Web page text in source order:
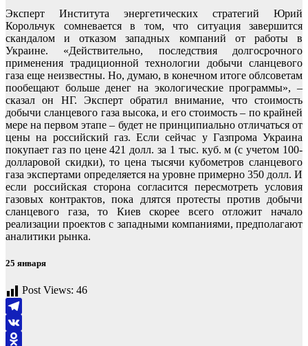
Эксперт Института энергетических стратегий Юрий
Корольчук сомневается в том, что ситуация завершится
скандалом и отказом западных компаний от работы в
Украине. «Действительно, последствия долгосрочного
применения традиционной технологии добычи сланцевого
газа еще неизвестны. Но, думаю, в конечном итоге облсоветам
пообещают больше денег на экологические программы», –
сказал он НГ. Эксперт обратил внимание, что стоимость
добычи сланцевого газа высока, и его стоимость – по крайней
мере на первом этапе – будет не принципиально отличаться от
цены на российский газ. Если сейчас у Газпрома Украина
покупает газ по цене 421 долл. за 1 тыс. куб. м (с учетом 100-
долларовой скидки), то цена тысячи кубометров сланцевого
газа экспертами определяется на уровне примерно 350 долл. И
если российская сторона согласится пересмотреть условия
газовых контрактов, пока длятся протесты против добычи
сланцевого газа, то Киев скорее всего отложит начало
реализации проектов с западными компаниями, предполагают
аналитики рынка.
25 января
Post Views: 46
Telegram
VK